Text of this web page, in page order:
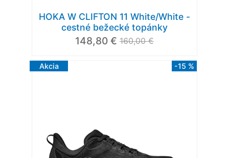
HOKA W CLIFTON 11 White/White -
cestné bežecké topánky
148,80 € 160,00 €
Akcia -15 %